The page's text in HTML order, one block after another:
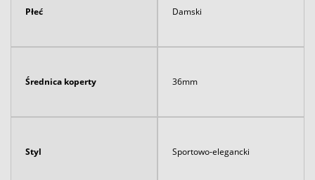
Płeć Damski
Średnica koperty 36mm
Styl Sportowo-elegancki